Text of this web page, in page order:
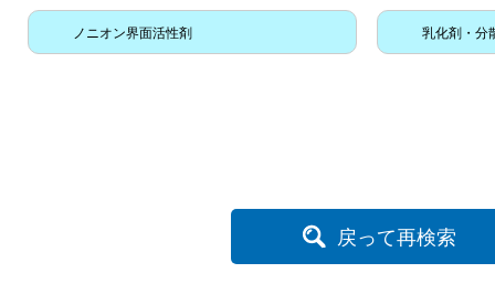
ノニオン界面活性剤 乳化剤・分
戻って再検索